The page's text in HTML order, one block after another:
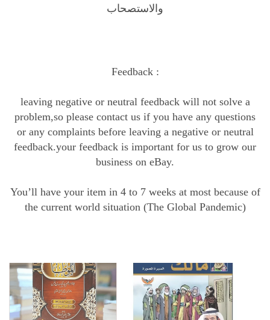
والاستصحاب
Feedback :
leaving negative or neutral feedback will not solve a
problem,so please contact us if you have any questions
or any complaints before leaving a negative or neutral
feedback.your feedback is important for us to grow our
business on eBay.
You’ll have your item in 4 to 7 weeks at most because of
the current world situation (The Global Pandemic)